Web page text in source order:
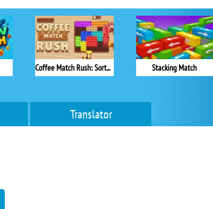
Coffee Match Rush: Sort Puzzle Stacking Match
Translator